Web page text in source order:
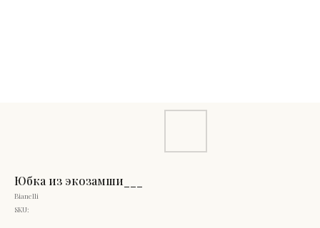
Юбка из экозамши___
Bianelli
SKU: